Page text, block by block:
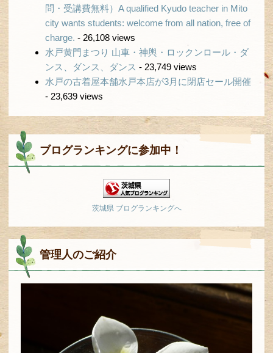
問・受講費無料）A qualified Kyudo teacher in Mito
city wants students: welcome from all nation, free of
charge. - 26,108 views
水戸黄門まつり 山車・神輿・ロックンロール・ダ
ンス、ダンス、ダンス - 23,749 views
水戸の古着屋本舗水戸本店が3月に閉店セール開催
- 23,639 views
ブログランキングに参加中！
茨城県 ブログランキングへ
管理人のご紹介